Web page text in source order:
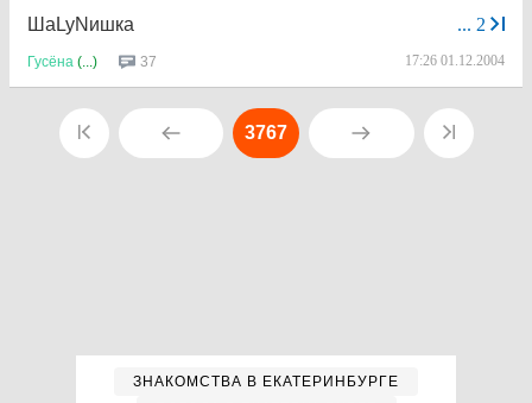
... 2
ШаLyNишка
Гусёна (...) 37 17:26 01.12.2004
3767
ЗНАКОМСТВА В ЕКАТЕРИНБУРГЕ